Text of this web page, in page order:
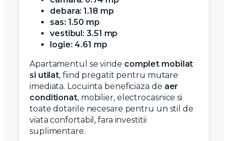
debara: 1.18 mp
sas: 1.50 mp
vestibul: 3.51 mp
logie: 4.61 mp
Apartamentul se vinde complet mobilat
si utilat, fiind pregatit pentru mutare
imediata. Locuinta beneficiaza de aer
conditionat, mobilier, electrocasnice si
toate dotarile necesare pentru un stil de
viata confortabil, fara investitii
suplimentare.